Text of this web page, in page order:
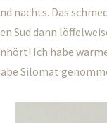
nachts. Das
Sud dann
Ich habe
Silomat